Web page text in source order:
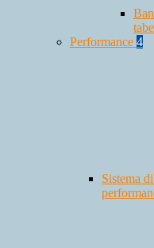
Performance 4
Sistema